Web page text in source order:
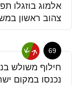
אלמוג בוזגלו
צהוב ראשון
69
חילוף משולש
נכנסו במקום